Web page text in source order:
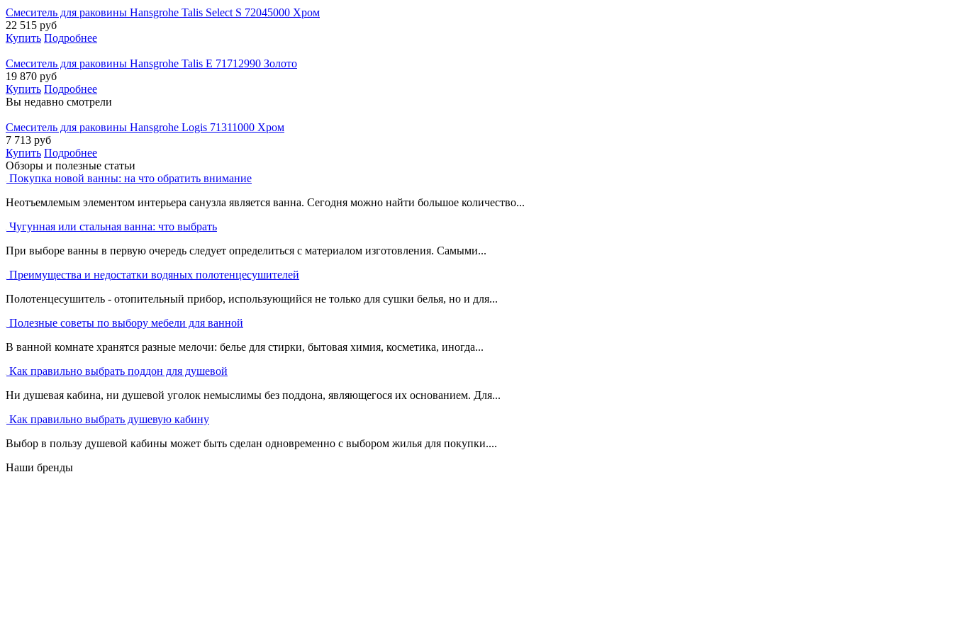
Смеситель для раковины Hansgrohe Talis Select S 72045000 Хром
22 515 руб
Купить Подробнее
Смеситель для раковины Hansgrohe Talis E 71712990 Золото
19 870 руб
Купить Подробнее
Вы недавно смотрели
Смеситель для раковины Hansgrohe Logis 71311000 Хром
7 713 руб
Купить Подробнее
Обзоры и полезные статьи
Покупка новой ванны: на что обратить внимание
Неотъемлемым элементом интерьера санузла является ванна. Сегодня можно найти большое количество...
Чугунная или стальная ванна: что выбрать
При выборе ванны в первую очередь следует определиться с материалом изготовления. Самыми...
Преимущества и недостатки водяных полотенцесушителей
Полотенцесушитель - отопительный прибор, использующийся не только для сушки белья, но и для...
Полезные советы по выбору мебели для ванной
В ванной комнате хранятся разные мелочи: белье для стирки, бытовая химия, косметика, иногда...
Как правильно выбрать поддон для душевой
Ни душевая кабина, ни душевой уголок немыслимы без поддона, являющегося их основанием. Для...
Как правильно выбрать душевую кабину
Выбор в пользу душевой кабины может быть сделан одновременно с выбором жилья для покупки....
Наши бренды